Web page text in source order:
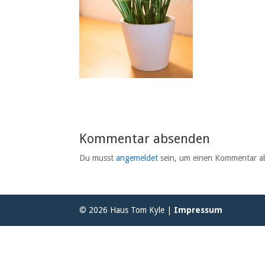
Kommentar absenden
Du musstangemeldet sein, um einen Kommentar
© 2026 Haus Tom Kyle | Impressum